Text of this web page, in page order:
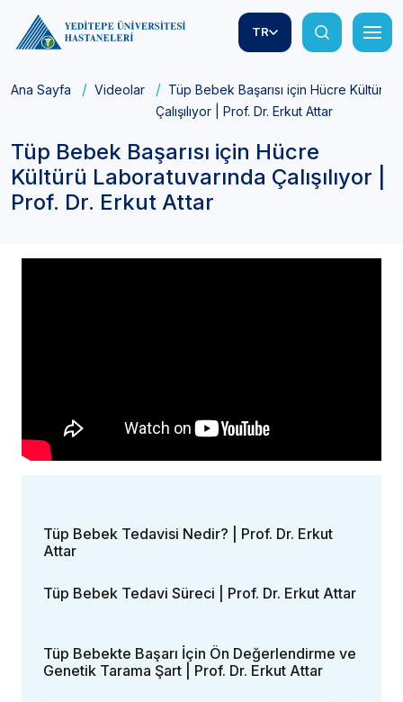
TR
Ana Sayfa Videolar
Tüp Bebek Başarısı için Hücre Kültürü
Çalışılıyor | Prof. Dr. Erkut Attar
Tüp Bebek Başarısı için Hücre
Kültürü Laboratuvarında Çalışılıyor |
Prof. Dr. Erkut Attar
Tüp Bebek Tedavisi Nedir? | Prof. Dr. Erkut
Attar
Tüp Bebek Tedavi Süreci | Prof. Dr. Erkut Attar
Tüp Bebekte Başarı İçin Ön Değerlendirme ve
Genetik Tarama Şart | Prof. Dr. Erkut Attar